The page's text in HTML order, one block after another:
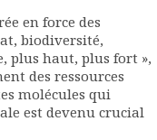
en force des
biodiversité,
plus haut, plus fort »,
des ressources
molécules qui
est devenu crucial